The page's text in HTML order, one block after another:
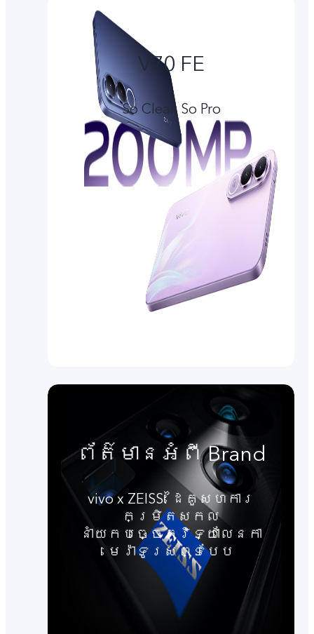
V70 FE
So Clear, So Pro
ព័ត៌មានអំពី Brand
vivo x ZEISS: ដៃគូសហការ
កម្រិតសកល
នាំយកបច្ចេកវិទ្យាលែនកា
មេរ៉ាទូរសព្ទបែប